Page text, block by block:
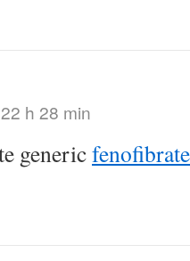
h 28 min
generic